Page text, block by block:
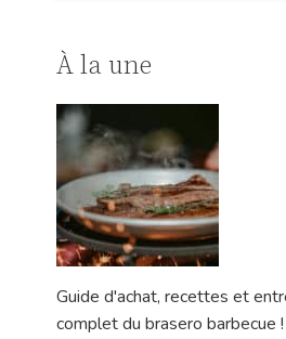
À la une
Guide d'achat, recettes et
complet du brasero barbecue !